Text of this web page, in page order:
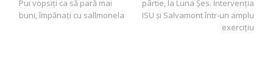
articole
pârtie, la Luna Șes. Intervenția
ISU și Salvamont într-un amplu
exercițiu
Pui vopsiți ca să pară mai
buni, împănaţi cu sallmonela